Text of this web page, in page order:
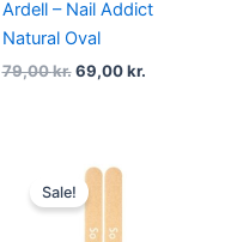
Ardell – Nail Addict
Natural Oval
79,00kr. 69,00kr.
Sale!
Original
price
was:
59,00 kr..